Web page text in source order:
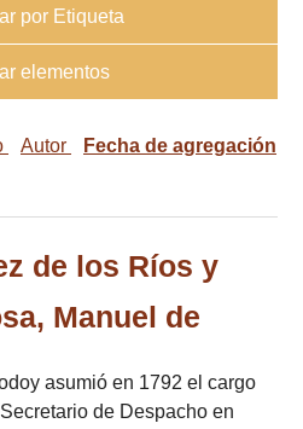
por Etiqueta
elementos
Autor Fecha de agregación
de los Ríos y
Manuel de
asumió en 1792 el cargo
de Despacho en